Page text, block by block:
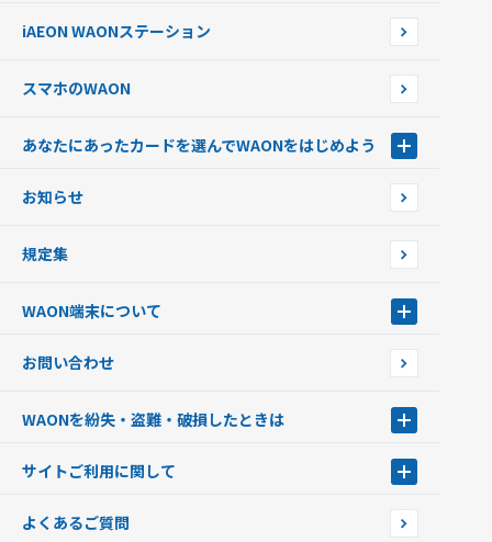
チャージ上限金額の変更について
iAEON WAONステーション
スマホのWAON
あなたにあったカードを選んでWAONをはじめよう
フードバンク応援WAON
ご当地WAON
G.G WAON
WAONカード・WAONカードプラス
モバイルWAON
提携WAONカード
お知らせ
規定集
WAON端末について
WAONネットステーション
新型WAONステーション
WAONチャージャーmini
お問い合わせ
WAONを紛失・盗難・破損したときは
WAONカードの拾得について
サイトご利用に関して
企業情報
よくあるご質問